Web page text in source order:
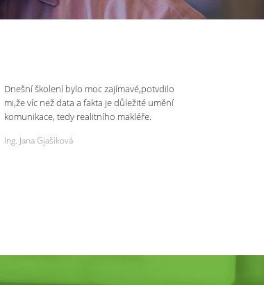
Dnešní školení bylo moc zajímavé,potvdilo
mi,že víc než data a fakta je důležité umění
komunikace, tedy realitního makléře.
rozhovor či náběr u klienta. Výsledkem je
Ing. Jana Gjašiková